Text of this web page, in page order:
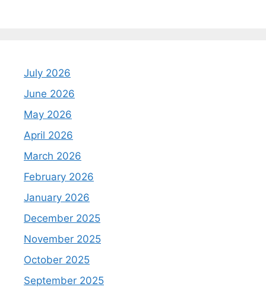
July 2026
June 2026
May 2026
April 2026
March 2026
February 2026
January 2026
December 2025
November 2025
October 2025
September 2025